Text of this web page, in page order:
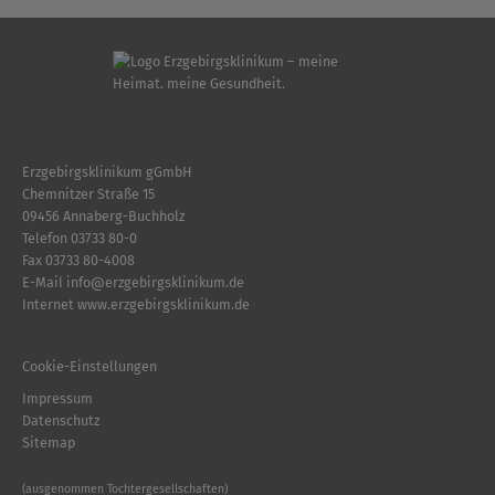
Erzgebirgsklinikum gGmbH
Chemnitzer Straße 15
09456 Annaberg-Buchholz
Telefon 03733 80-0
Fax 03733 80-4008
E-Mail info@erzgebirgsklinikum.de
Internet www.erzgebirgsklinikum.de
Cookie-Einstellungen
Impressum
Datenschutz
Sitemap
(ausgenommen Tochtergesellschaften)